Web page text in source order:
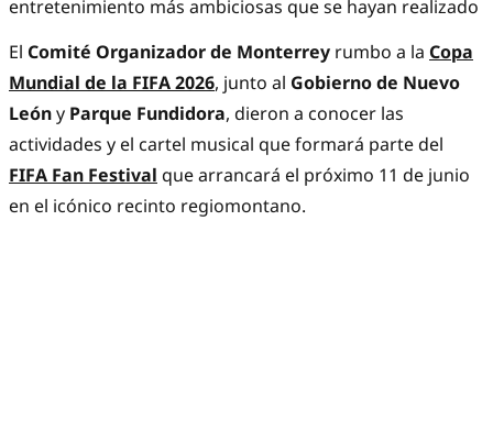
entretenimiento más ambiciosas que se hayan realizado
El Comité Organizador de Monterrey rumbo a la Copa
Mundial de la FIFA 2026, junto al Gobierno de Nuevo
Leóny Parque Fundidora, dieron a conocer las
actividades y el cartel musical que formará parte del
FIFA Fan Festival que arrancará el próximo 11 de junio
en el icónico recinto regiomontano.